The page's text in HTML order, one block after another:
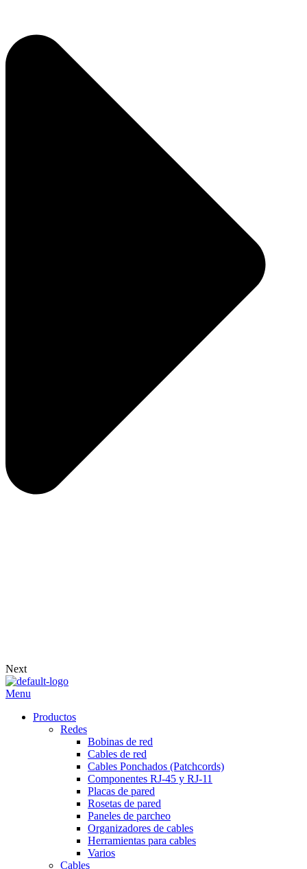
Next
Menu
Productos
Redes
Bobinas de red
Cables de red
Cables Ponchados (Patchcords)
Componentes RJ-45 y RJ-11
Placas de pared
Rosetas de pared
Paneles de parcheo
Organizadores de cables
Herramientas para cables
Varios
Cables